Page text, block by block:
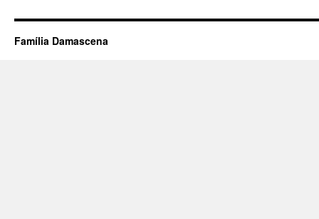
Família Damascena